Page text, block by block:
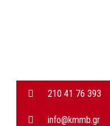
210 41 76 393
info@kmmb.gr